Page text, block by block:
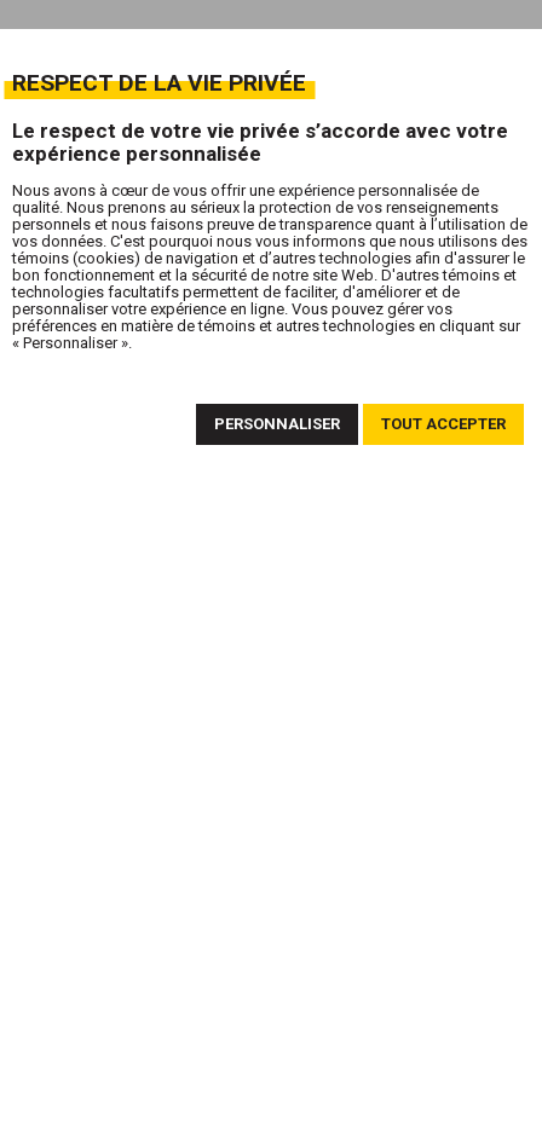
RESPECT DE LA VIE PRIVÉE
Le respect de votre vie privée s’accorde avec votre
expérience personnalisée
Nous avons à cœur de vous offrir une expérience personnalisée de
qualité. Nous prenons au sérieux la protection de vos renseignements
personnels et nous faisons preuve de transparence quant à l’utilisation de
vos données. C'est pourquoi nous vous informons que nous utilisons des
témoins (cookies) de navigation et d’autres technologies afin d'assurer le
bon fonctionnement et la sécurité de notre site Web. D'autres témoins et
technologies facultatifs permettent de faciliter, d'améliorer et de
personnaliser votre expérience en ligne. Vous pouvez gérer vos
préférences en matière de témoins et autres technologies en cliquant sur
« Personnaliser ».